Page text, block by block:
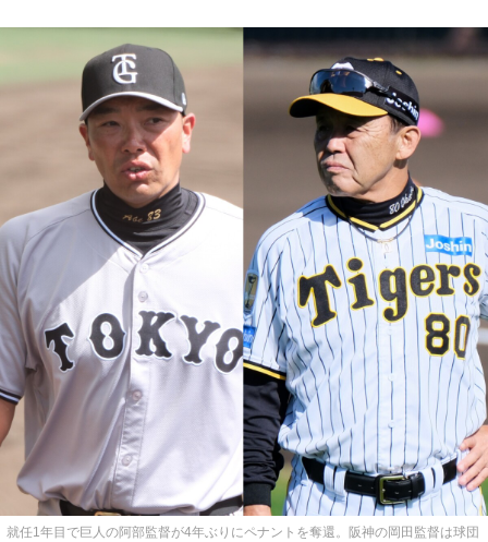
就任1年目で巨人の阿部監督が4年ぶりにペナントを奪還。阪神の岡田監督は球団